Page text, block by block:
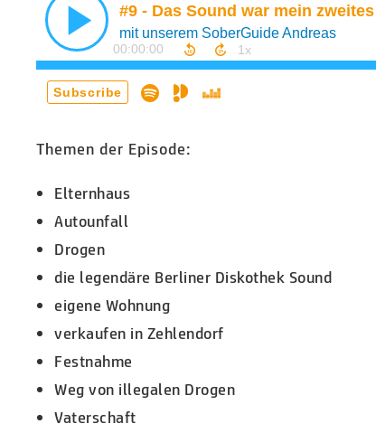
Themen der Episode:
Elternhaus
Autounfall
Drogen
die legendäre Berliner Diskothek Sound
eigene Wohnung
verkaufen in Zehlendorf
Festnahme
Weg von illegalen Drogen
Vaterschaft